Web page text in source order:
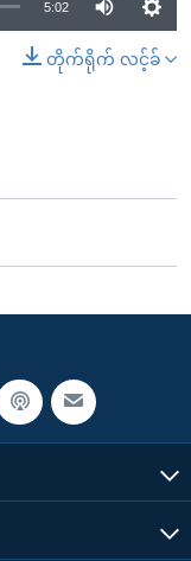
5:02
တိုက်ရိုက် လင့်ခ်